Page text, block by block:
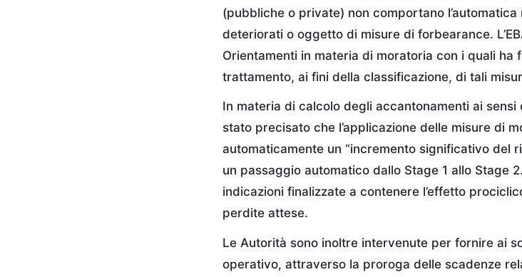
(pubbliche o private) non comportano
deteriorati o oggetto di misure di forbearance.
Orientamenti in materia di moratoria con i quali ha
trattamento, ai fini della classificazione, di tali
In materia di calcolo degli accantonamenti ai
stato precisato che l’applicazione delle misure di
automaticamente un “incremento significativo del
un passaggio automatico dallo Stage 1 allo Stage
indicazioni finalizzate a contenere l’effetto
perdite attese.
Le Autorità sono inoltre intervenute per fornire ai
operativo, attraverso la proroga delle scadenze